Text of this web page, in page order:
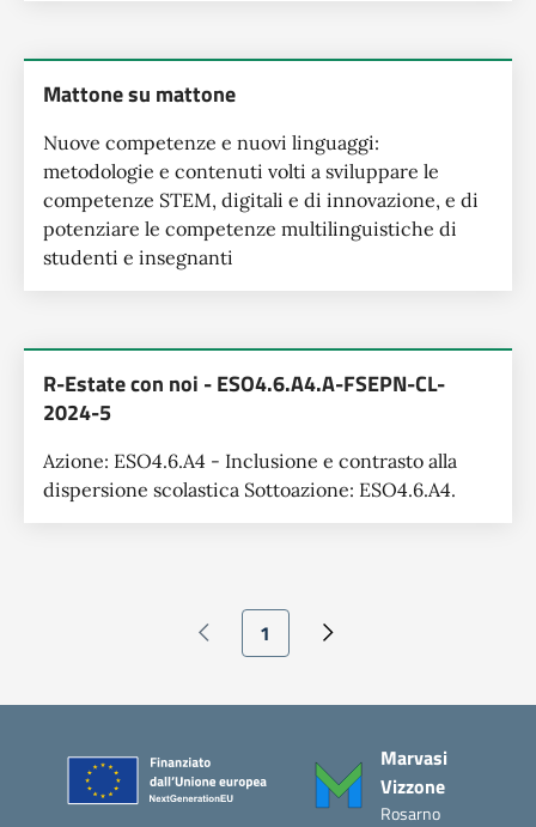
Mattone su mattone
Nuove competenze e nuovi linguaggi:
metodologie e contenuti volti a sviluppare le
competenze STEM, digitali e di innovazione, e di
potenziare le competenze multilinguistiche di
studenti e insegnanti
R-Estate con noi - ESO4.6.A4.A-FSEPN-CL-
2024-5
Azione: ESO4.6.A4 - Inclusione e contrasto alla
dispersione scolastica Sottoazione: ESO4.6.A4.
Paginazione
Pagina precedente
Pagina attuale
1 Pagina successiva
Marvasi
Vizzone
Rosarno